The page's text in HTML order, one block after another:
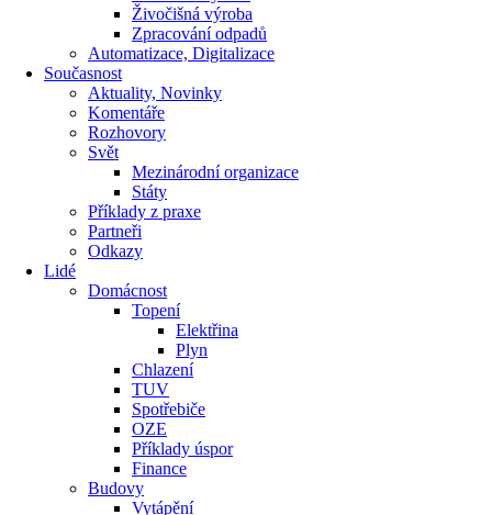
Živočišná výroba
Zpracování odpadů
Automatizace, Digitalizace
Současnost
Aktuality, Novinky
Komentáře
Rozhovory
Svět
Mezinárodní organizace
Státy
Příklady z praxe
Partneři
Odkazy
Lidé
Domácnost
Topení
Elektřina
Plyn
Chlazení
TUV
Spotřebiče
OZE
Příklady úspor
Finance
Budovy
Vytápění